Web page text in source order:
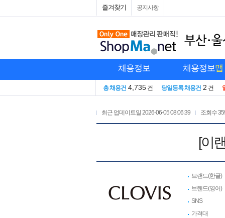
즐겨찾기 공지사항
채용정보 채용정보맵
총 채용건 4,735 건 당일등록 채용건 2 건
최근 업데이트일 2026-06-05 08:06:39 조회수
[이
브랜드(한글)
브랜드(영어)
SNS
가격대